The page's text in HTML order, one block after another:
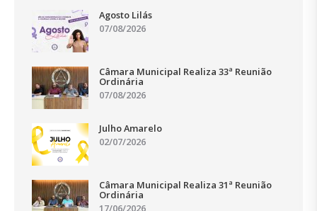
Agosto Lilás
07/08/2026
Câmara Municipal Realiza 33ª Reunião
Ordinária
07/08/2026
Julho Amarelo
02/07/2026
Câmara Municipal Realiza 31ª Reunião
Ordinária
17/06/2026